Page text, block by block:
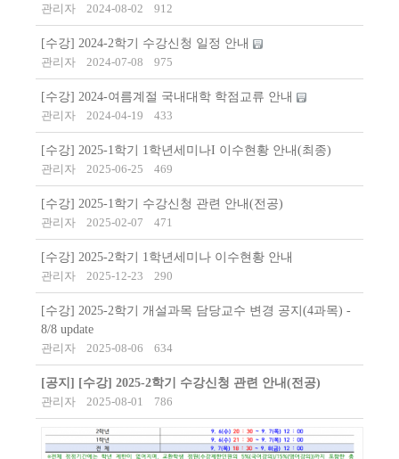
관리자
2024-08-02 912
[수강] 2024-2학기 수강신청 일정 안내
관리자
2024-07-08 975
[수강] 2024-여름계절 국내대학 학점교류 안내
관리자
2024-04-19 433
[수강] 2025-1학기 1학년세미나I 이수현황 안내(최종)
관리자
2025-06-25 469
[수강] 2025-1학기 수강신청 관련 안내(전공)
관리자
2025-02-07 471
[수강] 2025-2학기 1학년세미나 이수현황 안내
관리자
2025-12-23 290
[수강] 2025-2학기 개설과목 담당교수 변경 공지(4과목) -
8/8 update
관리자
2025-08-06 634
[공지] [수강] 2025-2학기 수강신청 관련 안내(전공)
관리자
2025-08-01 786